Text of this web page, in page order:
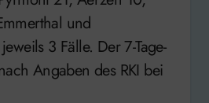
und
3 Fälle. Der 7-Tage-
Angaben des RKI bei